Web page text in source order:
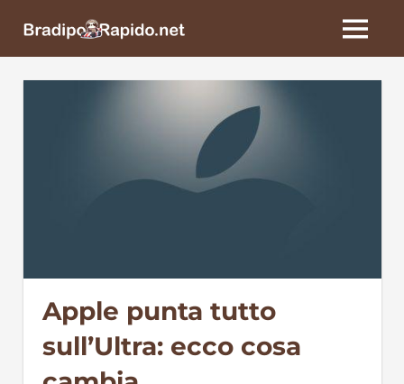
BradipoRapido.net
MENU
Apple punta tutto
sull’Ultra: ecco cosa